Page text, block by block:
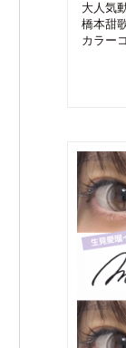
大人気
橋本甜
カラー